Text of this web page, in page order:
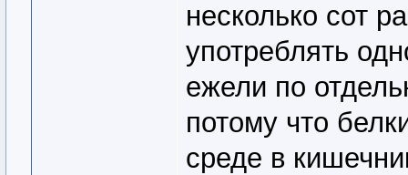
несколько сот
употреблять
ежели по
потому что
среде в